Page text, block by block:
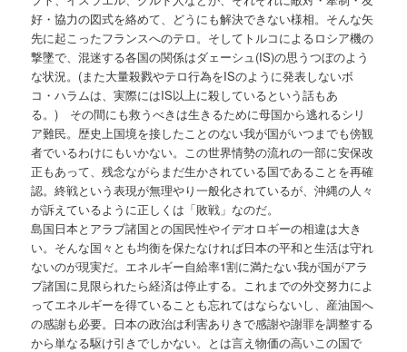
好・協力の図式を絡めて、どうにも解決できない様相。そんな矢
先に起こったフランスへのテロ。そしてトルコによるロシア機の
撃墜で、混迷する各国の関係はダェーシュ(IS)の思うつぼのよう
な状況。(また大量殺戮やテロ行為をISのように発表しないボ
コ・ハラムは、実際にはIS以上に殺しているという話もあ
る。) その間にも救うべきは生きるために母国から逃れるシリ
ア難民。歴史上国境を接したことのない我が国がいつまでも傍観
者でいるわけにもいかない。この世界情勢の流れの一部に安保改
正もあって、残念ながらまだ生かされている国であることを再確
認。終戦という表現が無理やり一般化されているが、沖縄の人々
が訴えているように正しくは「敗戦」なのだ。
島国日本とアラブ諸国との国民性やイデオロギーの相違は大き
い。そんな国々とも均衡を保たなければ日本の平和と生活は守れ
ないのが現実だ。エネルギー自給率1割に満たない我が国がアラ
ブ諸国に見限られたら経済は停止する。これまでの外交努力によ
ってエネルギーを得ていることも忘れてはならないし、産油国へ
の感謝も必要。日本の政治は利害ありきで感謝や謝罪を調整する
から単なる駆け引きでしかない。とは言え物価の高いこの国で